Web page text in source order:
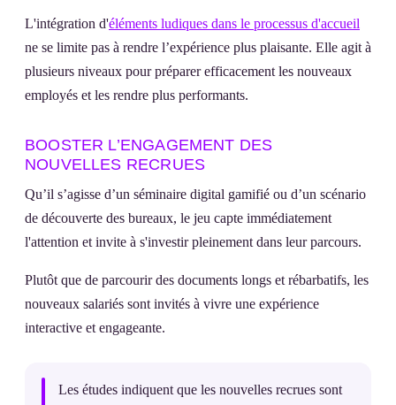
L'intégration d'éléments ludiques dans le processus d'accueil
ne se limite pas à rendre l’expérience plus plaisante. Elle agit à
plusieurs niveaux pour préparer efficacement les nouveaux
employés et les rendre plus performants.
BOOSTER L’ENGAGEMENT DES
NOUVELLES RECRUES
Qu’il s’agisse d’un séminaire digital gamifié ou d’un scénario
de découverte des bureaux, le jeu capte immédiatement
l'attention et invite à s'investir pleinement dans leur parcours.
Plutôt que de parcourir des documents longs et rébarbatifs, les
nouveaux salariés sont invités à vivre une expérience
interactive et engageante.
Les études indiquent que les nouvelles recrues sont